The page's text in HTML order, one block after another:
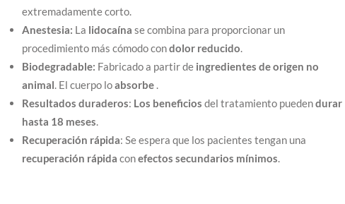
extremadamente corto.
Anestesia: La lidocaína se combina para proporcionar un
procedimiento más cómodo condolor reducido.
Biodegradable: Fabricado a partir de ingredientes de origen no
animal. El cuerpo loabsorbe .
Resultados duraderos: Los beneficios del tratamiento puedendurar
hasta 18 meses.
Recuperación rápida: Se espera que los pacientes tengan una
recuperación rápida conefectos secundarios mínimos.